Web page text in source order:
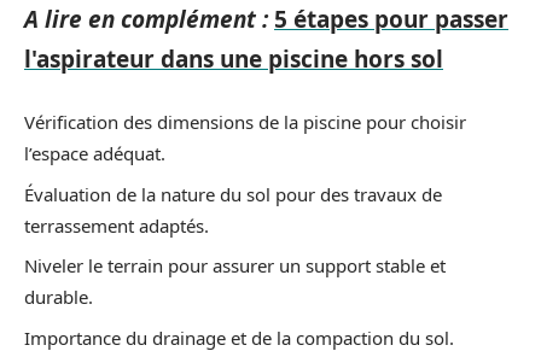
A lire en complément : 5 étapes pour passer
l'aspirateur dans une piscine hors sol
Vérification des dimensions de la piscine pour choisir
l’espace adéquat.
Évaluation de la nature du sol pour des travaux de
terrassement adaptés.
Niveler le terrain pour assurer un support stable et
durable.
Importance du drainage et de la compaction du sol.